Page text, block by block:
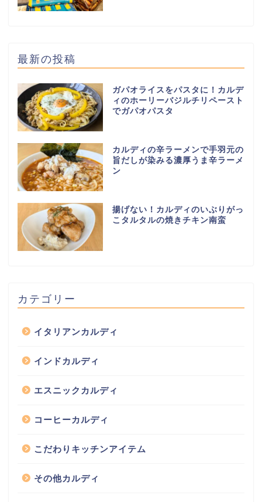
最新の投稿
ガパオライスをパスタに！カルデ
ィのホーリーバジルチリペースト
でガパオパスタ
カルディの辛ラーメンで手羽元の
旨だしが染みる濃厚うま辛ラーメ
ン
揚げない！カルディのいぶりがっ
こタルタルの焼きチキン南蛮
カテゴリー
イタリアンカルディ
インドカルディ
エスニックカルディ
コーヒーカルディ
こだわりキッチンアイテム
その他カルディ